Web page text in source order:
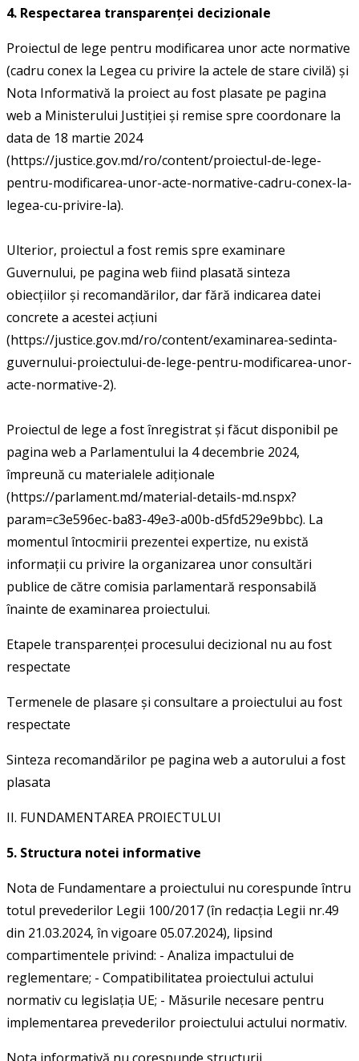
4. Respectarea transparenței decizionale
Proiectul de lege pentru modificarea unor acte normative
(cadru conex la Legea cu privire la actele de stare civilă) și
Nota Informativă la proiect au fost plasate pe pagina
web a Ministerului Justiției și remise spre coordonare la
data de 18 martie 2024
(https://justice.gov.md/ro/content/proiectul-de-lege-
pentru-modificarea-unor-acte-normative-cadru-conex-la-
legea-cu-privire-la).
Ulterior, proiectul a fost remis spre examinare
Guvernului, pe pagina web fiind plasată sinteza
obiecțiilor și recomandărilor, dar fără indicarea datei
concrete a acestei acțiuni
(https://justice.gov.md/ro/content/examinarea-sedinta-
guvernului-proiectului-de-lege-pentru-modificarea-unor-
acte-normative-2).
Proiectul de lege a fost înregistrat și făcut disponibil pe
pagina web a Parlamentului la 4 decembrie 2024,
împreună cu materialele adiționale
(https://parlament.md/material-details-md.nspx?
param=c3e596ec-ba83-49e3-a00b-d5fd529e9bbc). La
momentul întocmirii prezentei expertize, nu există
informații cu privire la organizarea unor consultări
publice de către comisia parlamentară responsabilă
înainte de examinarea proiectului.
Etapele transparenței procesului decizional nu au fost
respectate
Termenele de plasare și consultare a proiectului au fost
respectate
Sinteza recomandărilor pe pagina web a autorului a fost
plasata
II. FUNDAMENTAREA PROIECTULUI
5. Structura notei informative
Nota de Fundamentare a proiectului nu corespunde întru
totul prevederilor Legii 100/2017 (în redacția Legii nr.49
din 21.03.2024, în vigoare 05.07.2024), lipsind
compartimentele privind: - Analiza impactului de
reglementare; - Compatibilitatea proiectului actului
normativ cu legislația UE; - Măsurile necesare pentru
implementarea prevederilor proiectului actului normativ.